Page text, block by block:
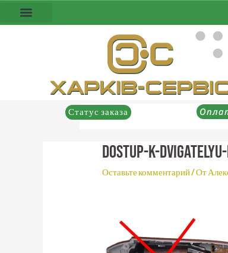
Перейти
к
Статус заказа
dostup-k-
Оставьте комментарий/ От